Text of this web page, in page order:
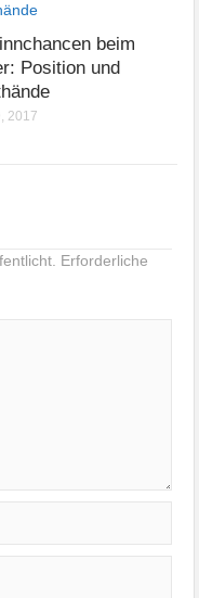
beim
Position und
2017
Erforderliche